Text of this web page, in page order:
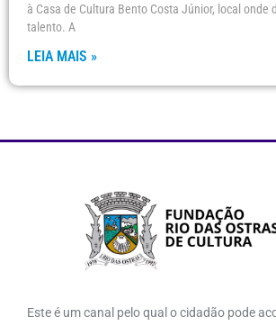
à Casa de Cultura Bento Costa Júnior, local onde
talento. A
LEIA MAIS »
Este é um canal pelo qual o cidadão pode